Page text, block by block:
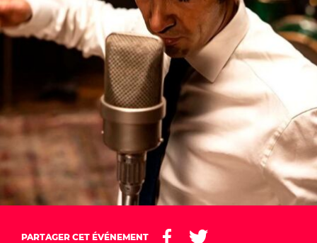
PARTAGER CET ÉVÉNEMENT